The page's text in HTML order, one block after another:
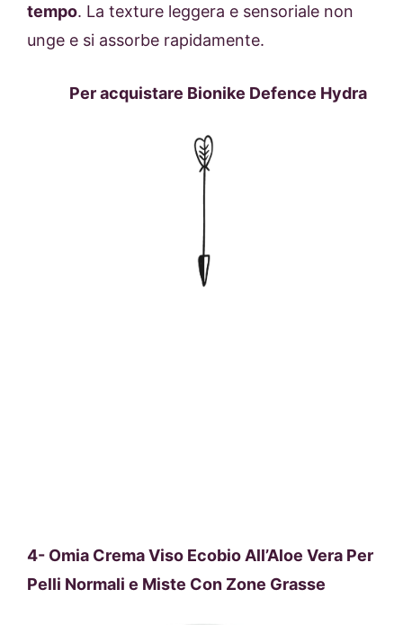
tempo. La texture leggera e sensoriale non
unge e si assorbe rapidamente.
Per acquistare Bionike Defence Hydra
4- Omia Crema Viso Ecobio All’Aloe Vera Per
Pelli Normali e Miste Con Zone Grasse